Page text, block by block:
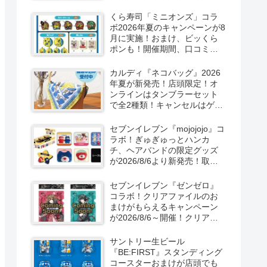
る！
くら寿司「ミニオンズ」コラ
ボ2026年夏のキャンペーンが8
月に実施！おまけ、ビッくら
ポンも！開催期間、口コミ、
カルディ『ネコバッグ』2026
年夏が新発売！店頭限定！オ
ンラインはタンブラーセット
で全2種類！キャンセルはゲリ
セブンイレブン『mojojojo』コ
ラボ！ぎゅぎゅっとハンカ
チ、ヘアバンドの限定グッズ
が2026/8/6より新発売！取扱
セブンイレブン『ゼンゼロ』
コラボ！クリアファイルのお
まけがもらえるキャンペーン
が2026/8/6～開催！クリアカ
売！
サントリー生ビール
『BE:FIRST』スタンディング
コースターおまけが店頭でも